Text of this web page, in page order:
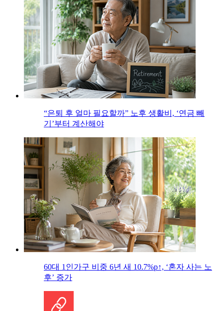
“은퇴 후 얼마 필요할까” 노후 생활비, ‘연금 빼
기’부터 계산해야
60대 1인가구 비중 6년 새 10.7%p↑, ‘혼자 사는 노
후’ 증가